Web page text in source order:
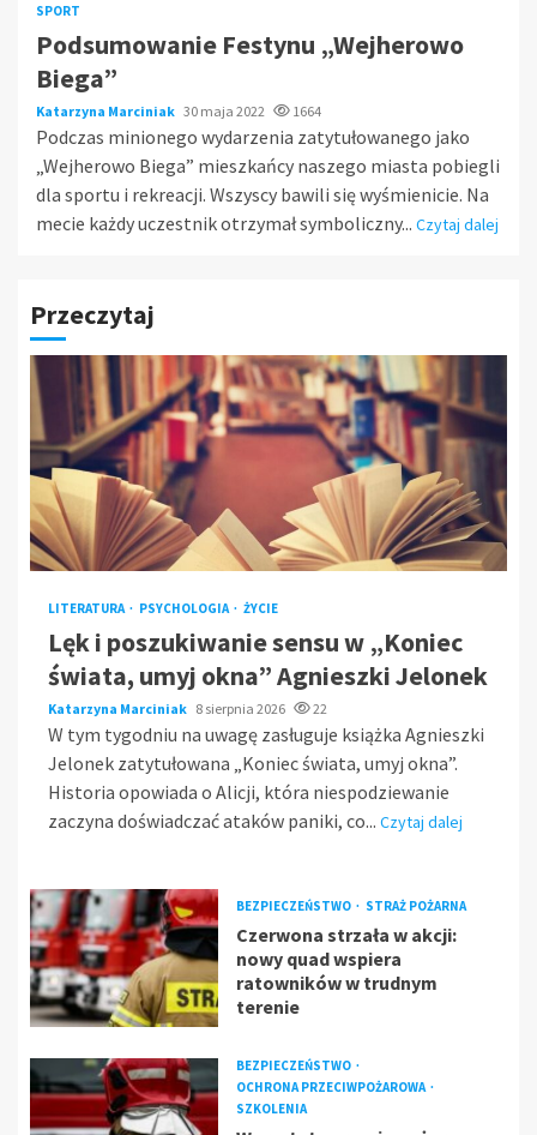
SPORT
Podsumowanie Festynu „Wejherowo
Biega”
Katarzyna Marciniak 30 maja 2022 1664
Podczas minionego wydarzenia zatytułowanego jako
„Wejherowo Biega” mieszkańcy naszego miasta pobiegli
dla sportu i rekreacji. Wszyscy bawili się wyśmienicie. Na
mecie każdy uczestnik otrzymał symboliczny... Czytaj dalej
Przeczytaj
LITERATURA PSYCHOLOGIA ŻYCIE
Lęk i poszukiwanie sensu w „Koniec
świata, umyj okna” Agnieszki Jelonek
Katarzyna Marciniak 8 sierpnia 2026 22
W tym tygodniu na uwagę zasługuje książka Agnieszki
Jelonek zatytułowana „Koniec świata, umyj okna”.
Historia opowiada o Alicji, która niespodziewanie
zaczyna doświadczać ataków paniki, co... Czytaj dalej
BEZPIECZEŃSTWO STRAŻ POŻARNA
Czerwona strzała w akcji:
nowy quad wspiera
ratowników w trudnym
terenie
BEZPIECZEŃSTWO
OCHRONA PRZECIWPOŻAROWA
SZKOLENIA